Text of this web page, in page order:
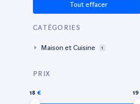
Tout effacer
CATÉGORIES
Maison et Cuisine 1
PRIX
18 19